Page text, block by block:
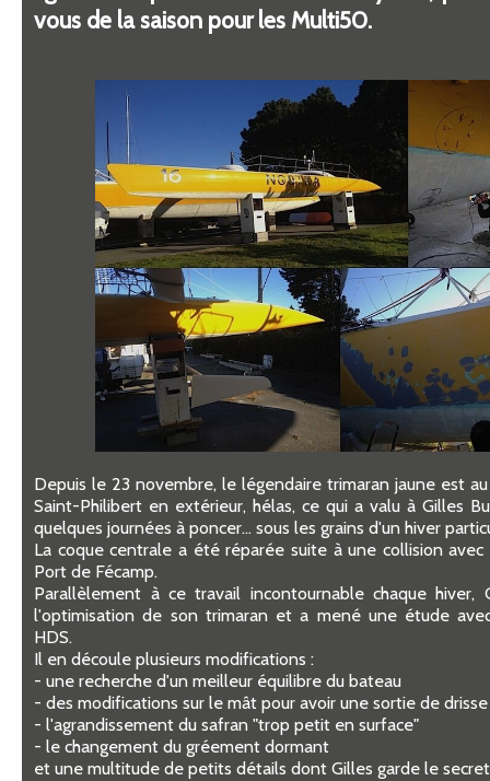
vous de la saison pour les Multi50.
Depuis le 23 novembre, le légendaire trimaran jaune est
Saint-Philibert en extérieur, hélas, ce qui a valu à Gilles
quelques journées à poncer… sous les grains d'un hiver
La coque centrale a été réparée suite à une collision avec
Port de Fécamp.
Parallèlement à ce travail incontournable chaque
l'optimisation de son trimaran et a mené une étude
HDS.
Il en découle plusieurs modifications :
- une recherche d'un meilleur équilibre du bateau
- des modifications sur le mât pour avoir une sortie de
- l'agrandissement du safran "trop petit en surface"
- le changement du gréement dormant
et une multitude de petits détails dont Gilles garde le